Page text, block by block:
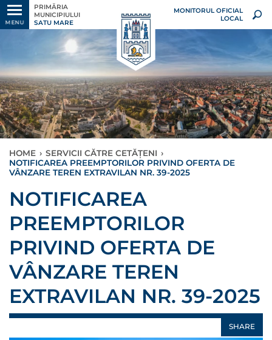
MENU
PRIMĂRIA
MUNICIPIULUI
SATU MARE
MONITORUL OFICIAL
LOCAL
HOME › SERVICII CĂTRE CETĂȚENI ›
NOTIFICAREA PREEMPTORILOR PRIVIND OFERTA DE
VÂNZARE TEREN EXTRAVILAN NR. 39-2025
NOTIFICAREA
PREEMPTORILOR
PRIVIND OFERTA DE
VÂNZARE TEREN
EXTRAVILAN NR. 39-2025
SHARE